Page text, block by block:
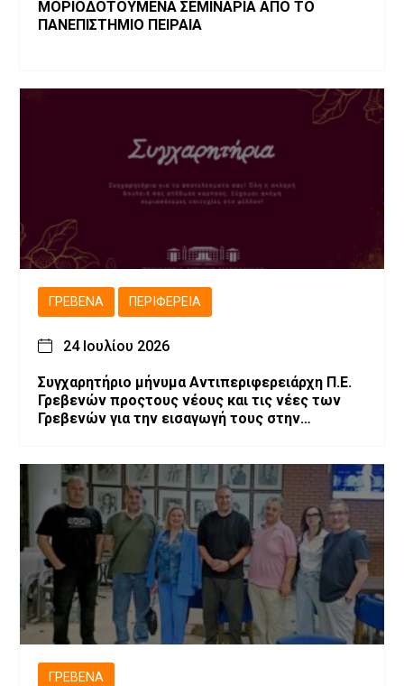
ΜΟΡΙΟΔΟΤΟΥΜΕΝΑ ΣΕΜΙΝΑΡΙΑ ΑΠΟ ΤΟ
ΠΑΝΕΠΙΣΤΗΜΙΟ ΠΕΙΡΑΙΑ
ΓΡΕΒΕΝΆ ΠΕΡΙΦΈΡΕΙΑ
24 Ιουλίου 2026
Συγχαρητήριο μήνυμα Αντιπεριφερειάρχη Π.Ε.
Γρεβενών προςτους νέους και τις νέες των
Γρεβενών για την εισαγωγή τους στην
ΓΡΕΒΕΝΆ